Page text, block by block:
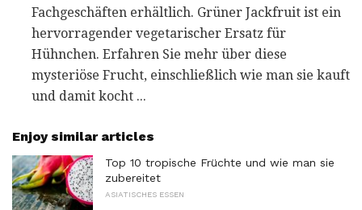
Fachgeschäften erhältlich. Grüner Jackfruit ist ein
hervorragender vegetarischer Ersatz für
Hühnchen. Erfahren Sie mehr über diese
mysteriöse Frucht, einschließlich wie man sie kauft
und damit kocht ...
Enjoy similar articles
Top 10 tropische Früchte und wie man sie
zubereitet
ASIATISCHES ESSEN